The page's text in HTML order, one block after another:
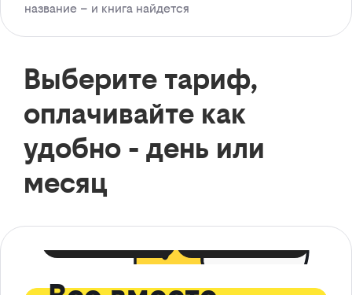
название – и книга найдется
Выберите тариф,
оплачивайте как
удобно - день или
месяц